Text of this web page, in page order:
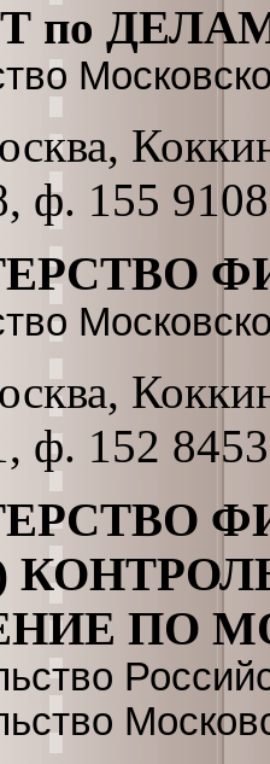
по
ф. 155 9108
ф. 152 8453
ПО